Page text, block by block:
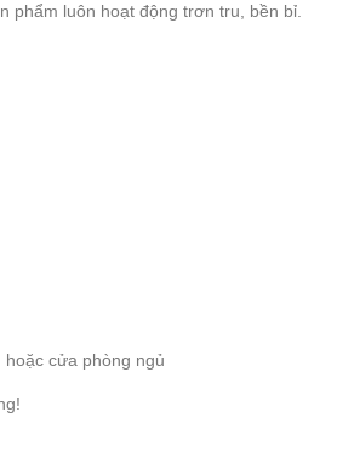
phẩm luôn hoạt động trơn tru, bền bỉ.
cửa phòng ngủ